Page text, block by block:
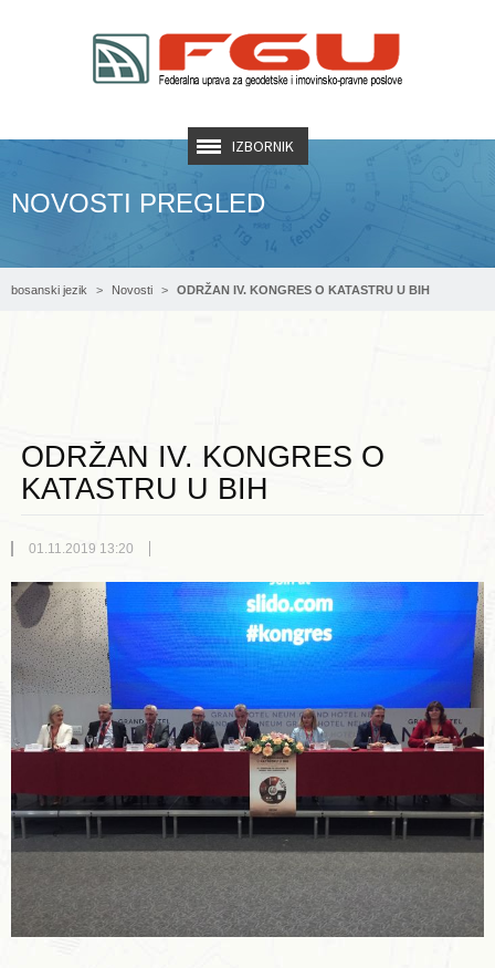
IZBORNIK
NOVOSTI PREGLED
bosanski jezik Novosti ODRŽAN IV. KONGRES O KATASTRU U BIH
ODRŽAN IV. KONGRES O
KATASTRU U BIH
01.11.2019 13:20